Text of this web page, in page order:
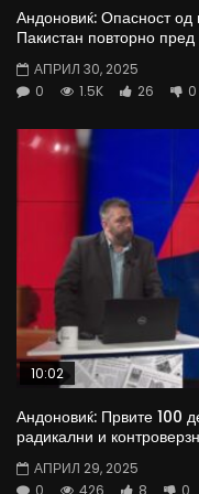
Андоновиќ: Опасност од
Пакистан повторно пред
АПРИЛ 30, 2025
0
1.5K 26 0
10:02
Андоновиќ: Првите 100
радикални и
АПРИЛ 29, 2025
0
426 8 0